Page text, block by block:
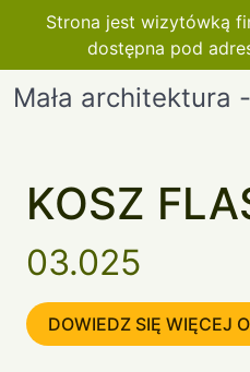
Strona jest wizytówką
dostępna pod
Mała architektura
KOSZ
03.025
DOWIEDZ SIĘ WIĘCEJ